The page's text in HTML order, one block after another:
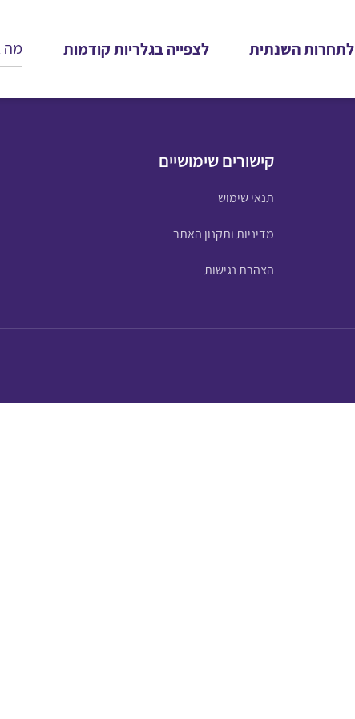
לתחרות השנתית לצפייה בגלריות קודמות
קישורים שימושיים
תנאי שימוש
מדיניות ותקנון האתר
הצהרת נגישות